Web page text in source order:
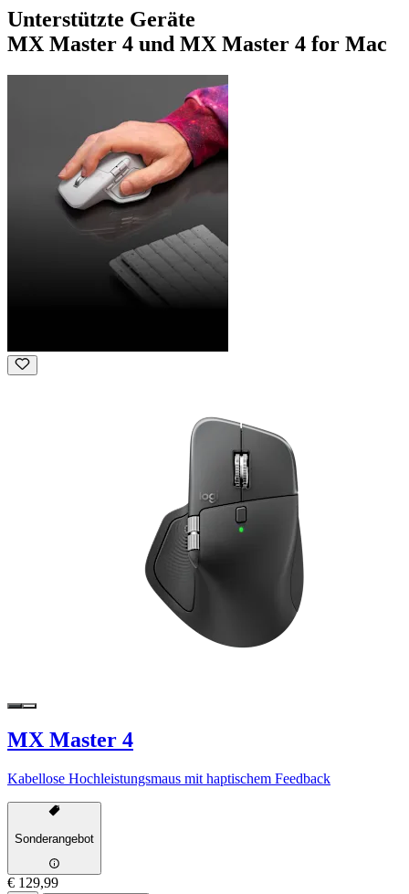
Unterstützte Geräte
MX Master 4 und MX Master 4 for Mac
MX Master 4
Kabellose Hochleistungsmaus mit haptischem Feedback
Sonderangebot
€ 129,99